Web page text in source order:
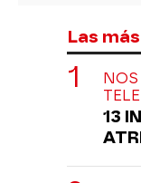
Las
13